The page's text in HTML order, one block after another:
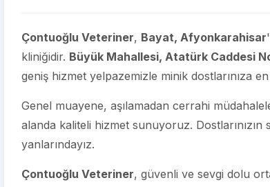
Çontuoğlu Veteriner, Bayat, Afyonkarahisar
kliniğidir. Büyük Mahallesi, Atatürk Caddesi
geniş hizmet yelpazemizle minik dostlarınıza
Genel muayene, aşılamadan cerrahi
alanda kaliteli hizmet sunuyoruz.
yanlarındayız.
Çontuoğlu Veteriner, güvenli ve sevgi dolu